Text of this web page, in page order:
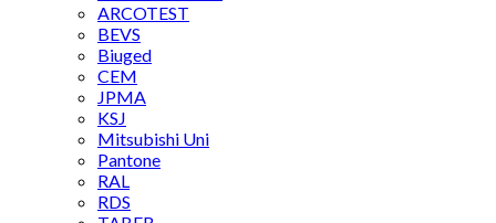
ARCOTEST
BEVS
Biuged
CEM
JPMA
KSJ
Mitsubishi Uni
Pantone
RAL
RDS